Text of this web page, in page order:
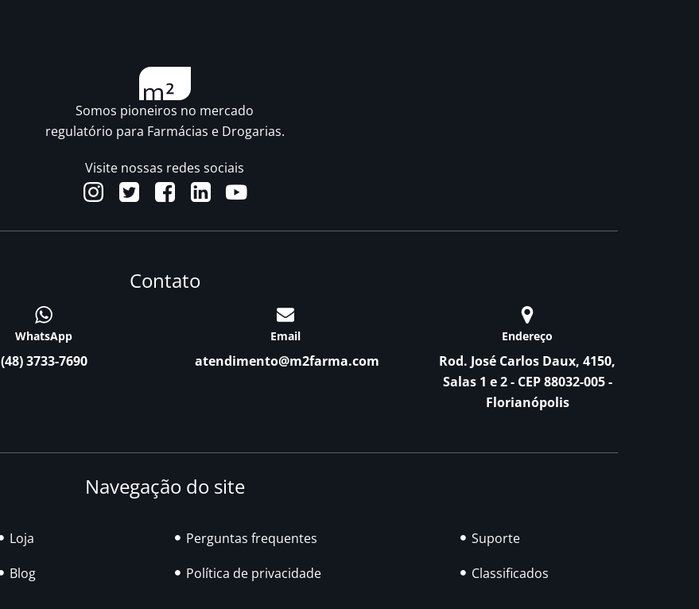
Somos pioneiros no mercado
regulatório para Farmácias e Drogarias.
Visite nossas redes sociais
Contato
WhatsApp
(48) 3733-7690
Email
atendimento@m2farma.com
Endereço
Rod. José Carlos Daux, 4150,
Salas 1 e 2 - CEP 88032-005 -
Florianópolis
Navegação do site
Loja
Blog
Perguntas frequentes
Política de privacidade
Suporte
Classificados